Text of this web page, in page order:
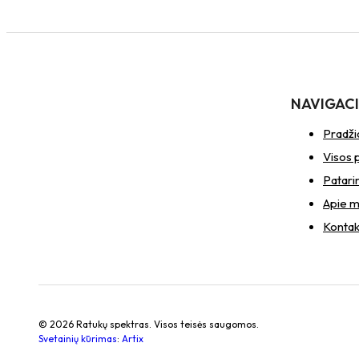
Visos
Apie
© 2026 Ratukų spektras. Visos teisės saugomos.
Svetainių kūrimas: Artix